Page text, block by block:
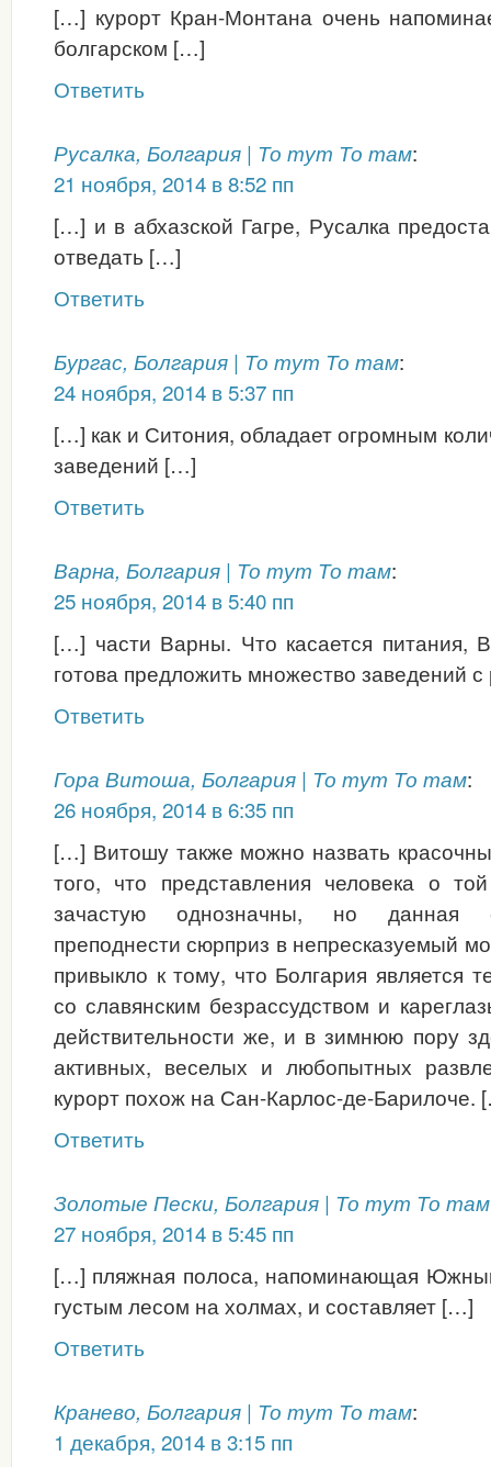
[…] курорт Кран-Монтана очень
болгарском […]
Ответить
Русалка, Болгария | То тут То там:
21 ноября, 2014 в 8:52 пп
[…] и в абхазской Гагре, Русалка
отведать […]
Ответить
Бургас, Болгария | То тут То там:
24 ноября, 2014 в 5:37 пп
[…] как и Ситония, обладает огромным
заведений […]
Ответить
Варна, Болгария | То тут То там:
25 ноября, 2014 в 5:40 пп
[…] части Варны. Что касается питания,
готова предложить множество заведений
Ответить
Гора Витоша, Болгария | То тут То там:
26 ноября, 2014 в 6:35 пп
[…] Витошу также можно назвать
того, что представления человека о
зачастую однозначны, но данная
преподнести сюрприз в непресказуемый
привыкло к тому, что Болгария является
со славянским безрассудством и
действительности же, и в зимнюю пору
активных, веселых и любопытных
курорт похож на Сан-Карлос-де-Барилоче.
Ответить
Золотые Пески, Болгария | То тут То там
27 ноября, 2014 в 5:45 пп
[…] пляжная полоса, напоминающая
густым лесом на холмах, и составляет […]
Ответить
Кранево, Болгария | То тут То там:
1 декабря, 2014 в 3:15 пп